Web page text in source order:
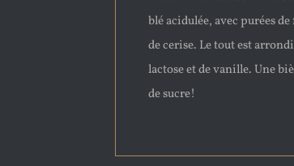
blé acidulée, avec purées
de cerise. Le tout est
lactose et de vanille. Une
de sucre!